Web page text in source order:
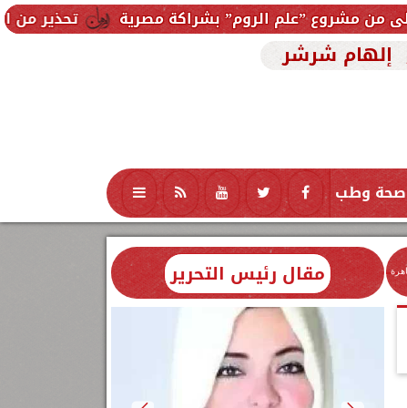
تحذير من استخدام الجير في الروم” بشراكة مصرية
إلهام شرشر
صحة وطب تكنولوجيا منوعات محافظات
مقال رئيس التحرير